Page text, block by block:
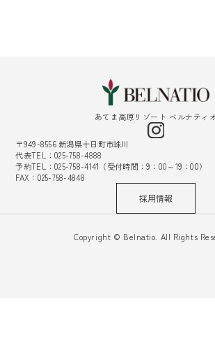
あてま高原リゾート ベルナティ
〒949-8556 新潟県十日町市珠川
代表TEL：025-758-4888
予約TEL：025-758-4141（受付時間：9：00～19：00）
FAX：025-758-4848
採用情報
Copyright © Belnatio. All Rights